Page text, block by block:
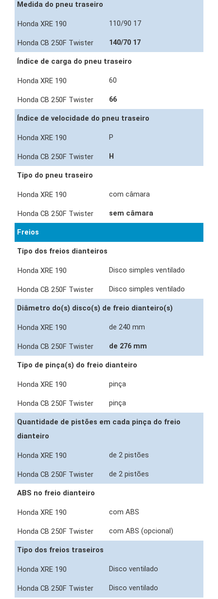
Medida do pneu traseiro
110/90 17
140/70 17
Índice de carga do pneu traseiro
60
66
Índice de velocidade do pneu traseiro
P
H
Tipo do pneu traseiro
com câmara
sem câmara
Freios
Tipo dos freios dianteiros
Disco simples ventilado
Disco simples ventilado
Diâmetro do(s) disco(s) de freio dianteiro(s)
de 240 mm
de 276 mm
Tipo de pinça(s) do freio dianteiro
pinça
pinça
Quantidade de pistões em cada pinça do freio
dianteiro
de 2 pistões
de 2 pistões
ABS no freio dianteiro
com ABS
com ABS (opcional)
Tipo dos freios traseiros
Disco ventilado
Disco ventilado